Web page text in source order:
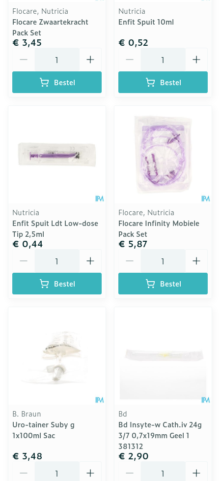
Flocare, Nutricia
Flocare Zwaartekracht
Pack Set
€ 3,45
Bestel
Nutricia
Enfit Spuit 10ml
€ 0,52
Bestel
Nutricia
Enfit Spuit Ldt Low-dose
Tip 2,5ml
€ 0,44
Bestel
Flocare, Nutricia
Flocare Infinity Mobiele
Pack Set
€ 5,87
Bestel
B. Braun
Uro-tainer Suby g
1x100ml Sac
€ 3,48
Bd
Bd Insyte-w Cath.iv 24g
3/7 0,7x19mm Geel 1
381312
€ 2,90